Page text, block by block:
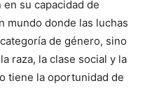
su capacidad de
mundo donde las luchas
de género, sino
raza, la clase social y la
tiene la oportunidad de